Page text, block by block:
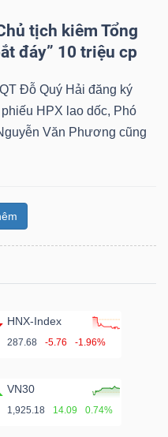
tịch kiêm Tổng
đáy” 10 triệu cp
Đỗ Quý Hải đăng ký
HPX lao dốc, Phó
Văn Phương cũng
HNX-Index
287.68 -5.76 -1.96%
VN30
1,925.18 14.09 0.74%